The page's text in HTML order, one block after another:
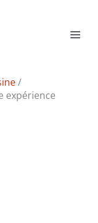
expérience